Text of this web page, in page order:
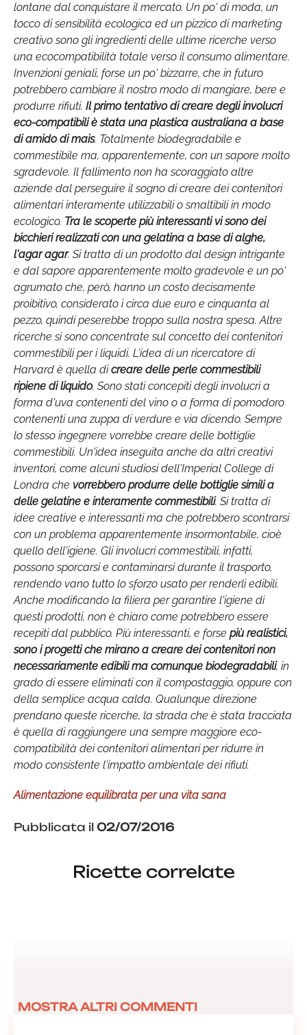
lontane dal conquistare il mercato. Un po' di moda, un
tocco di sensibilità ecologica ed un pizzico di marketing
creativo sono gli ingredienti delle ultime ricerche verso
una ecocompatibilità totale verso il consumo alimentare.
Invenzioni geniali, forse un po' bizzarre, che in futuro
potrebbero cambiare il nostro modo di mangiare, bere e
produrre rifiuti. Il primo tentativo di creare degli involucri
eco-compatibili è stata una plastica australiana a base
di amido di mais. Totalmente biodegradabile e
commestibile ma, apparentemente, con un sapore molto
sgradevole. Il fallimento non ha scoraggiato altre
aziende dal perseguire il sogno di creare dei contenitori
alimentari interamente utilizzabili o smaltibili in modo
ecologico. Tra le scoperte più interessanti vi sono dei
bicchieri realizzati con una gelatina a base di alghe,
l'agar agar. Si tratta di un prodotto dal design intrigante
e dal sapore apparentemente molto gradevole e un po'
agrumato che, però, hanno un costo decisamente
proibitivo, considerato i circa due euro e cinquanta al
pezzo, quindi peserebbe troppo sulla nostra spesa. Altre
ricerche si sono concentrate sul concetto dei contenitori
commestibili per i liquidi. L'idea di un ricercatore di
Harvard è quella dicreare delle perle commestibili
ripiene di liquido. Sono stati concepiti degli involucri a
forma d'uva contenenti del vino o a forma di pomodoro
contenenti una zuppa di verdure e via dicendo. Sempre
lo stesso ingegnere vorrebbe creare delle bottiglie
commestibili. Un'idea inseguita anche da altri creativi
inventori, come alcuni studiosi dell'Imperial College di
Londra che vorrebbero produrre delle bottiglie simili a
delle gelatine e interamente commestibili. Si tratta di
idee creative e interessanti ma che potrebbero scontrarsi
con un problema apparentemente insormontabile, cioè
quello dell'igiene. Gli involucri commestibili, infatti,
possono sporcarsi e contaminarsi durante il trasporto,
rendendo vano tutto lo sforzo usato per renderli edibili.
Anche modificando la filiera per garantire l'igiene di
questi prodotti, non è chiaro come potrebbero essere
recepiti dal pubblico. Più interessanti, e forse più realistici,
sono i progetti che mirano a creare dei contenitori non
necessariamente edibili ma comunque biodegradabili, in
grado di essere eliminati con il compostaggio, oppure con
della semplice acqua calda. Qualunque direzione
prendano queste ricerche, la strada che è stata tracciata
è quella di raggiungere una sempre maggiore eco-
compatibilità dei contenitori alimentari per ridurre in
modo consistente l'impatto ambientale dei rifiuti.
Alimentazione equilibrata per una vita sana
Pubblicata il 02/07/2016
Ricette correlate
MOSTRA ALTRI COMMENTI